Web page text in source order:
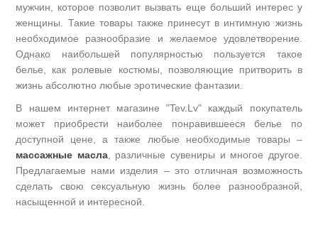
мужчин, которое позволит вызвать еще больший интерес у
женщины. Такие товары также принесут в интимную жизнь
необходимое разнообразие и желаемое удовлетворение.
Однако наибольшей популярностью пользуется такое
белье, как ролевые костюмы, позволяющие притворить в
жизнь абсолютно любые эротические фантазии.
В нашем интернет магазине "Tev.Lv" каждый покупатель
может приобрести наиболее понравившееся белье по
доступной цене, а также любые необходимые товары –
массажные масла, различные сувениры и многое другое.
Предлагаемые нами изделия – это отличная возможность
сделать свою сексуальную жизнь более разнообразной,
насыщенной и интересной.